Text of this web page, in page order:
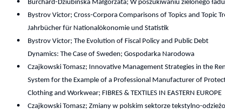
Burchard-Dziubińska Małgorzata; W poszukiwaniu zielonego ładu
Bystrov Victor; Cross-Corpora Comparisons of Topics and Topic
Jahrbücher für Nationalökonomie und Statistik
Bystrov Victor; The Evolution of Fiscal Policy and Public Debt
Dynamics: The Case of Sweden; Gospodarka Narodowa
Czajkowski Tomasz; Innovative Management Strategies in the
System for the Example of a Professional Manufacturer of
Clothing and Workwear; FIBRES & TEXTILES IN EASTERN EUROPE
Czajkowski Tomasz; Zmiany w polskim sektorze tekstylno-